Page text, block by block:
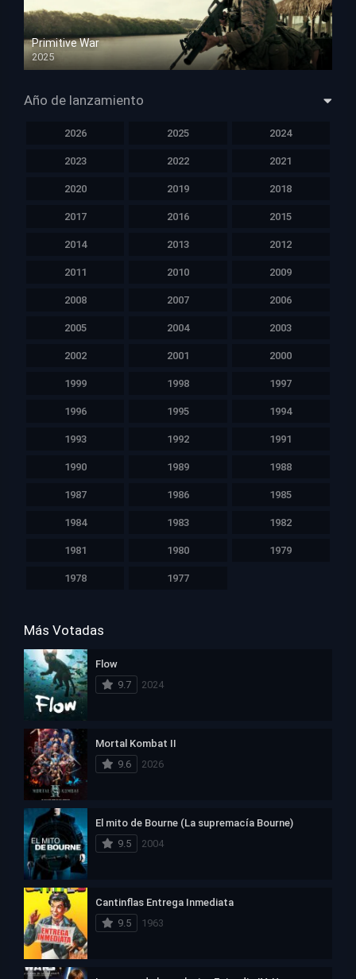
Primitive War
2025
HD 1080p
Año de lanzamiento
2026 2025 2024
2023 2022 2021
2020 2019 2018
2017 2016 2015
2014 2013 2012
2011 2010 2009
2008 2007 2006
2005 2004 2003
2002 2001 2000
1999 1998 1997
1996 1995 1994
1993 1992 1991
1990 1989 1988
1987 1986 1985
1984 1983 1982
1981 1980 1979
1978 1977
Más Votadas
Flow
9.7
2024
Mortal Kombat II
9.6
2026
El mito de Bourne (La supremacía Bourne)
9.5
2004
Cantinflas Entrega Inmediata
9.5
1963